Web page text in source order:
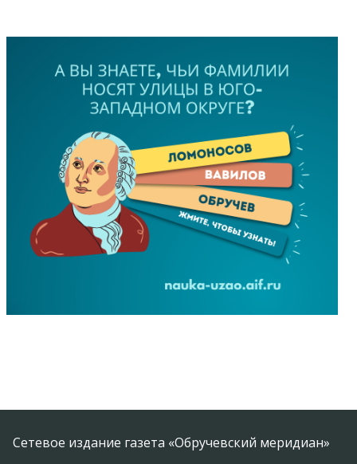
Сетевое издание газета «Обручевский меридиан»